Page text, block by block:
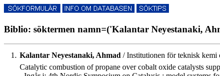
Biblio: söktermen namn=('Kalantar Neyestanaki,
1. Kalantar Neyestanaki, Ahmad / Institutionen för teknisk kemi
Catalytic combustion of propane over cobalt oxide catalysts